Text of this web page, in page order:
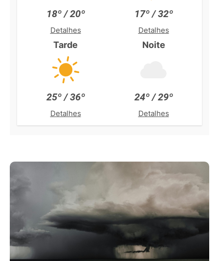
18º / 20º
Detalhes
17º / 32º
Detalhes
Tarde
25º / 36º
Detalhes
Noite
24º / 29º
Detalhes